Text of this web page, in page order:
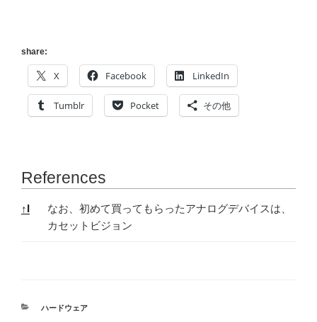
share:
X Facebook LinkedIn
Tumblr Pocket その他
References
References
↑I
なお、初めて買ってもらったアナログデバイスは、
カセットビジョン
カ
ハードウェア